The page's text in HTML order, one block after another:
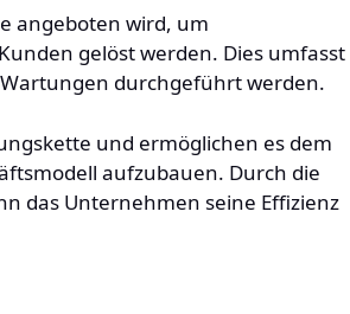
angeboten wird, um
gelöst werden. Dies umfasst
durchgeführt werden.
und ermöglichen es dem
aufzubauen. Durch die
das Unternehmen seine Effizienz